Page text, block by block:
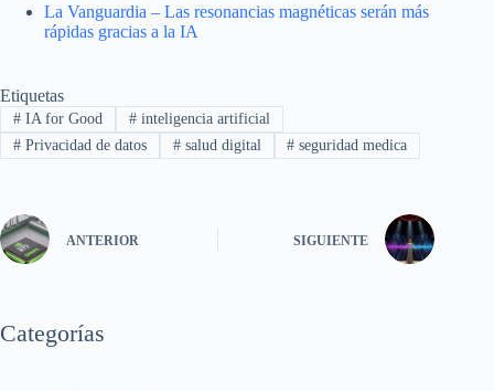
La Vanguardia – Las resonancias magnéticas serán más
rápidas gracias a la IA
Etiquetas
#IA for Good #inteligencia artificial
#Privacidad de datos #salud digital # seguridad medica
ANTERIOR SIGUIENTE
Categorías